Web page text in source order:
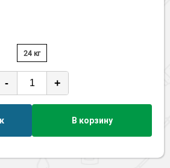
24 кг
- +
В корзину